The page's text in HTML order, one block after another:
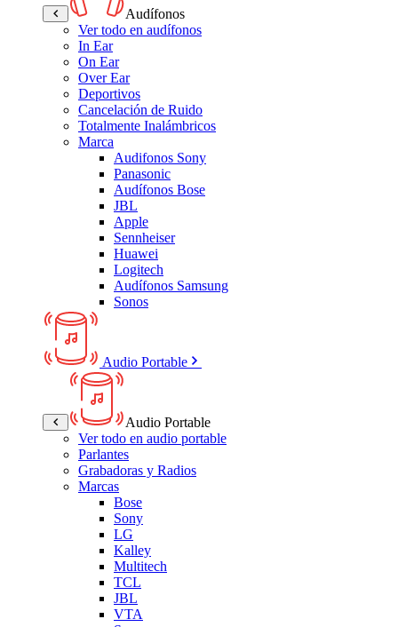
Audífonos
Ver todo en audífonos
In Ear
On Ear
Over Ear
Deportivos
Cancelación de Ruido
Totalmente Inalámbricos
Marca
Audifonos Sony
Panasonic
Audífonos Bose
JBL
Apple
Sennheiser
Huawei
Logitech
Audífonos Samsung
Sonos
Audio Portable
Audio Portable
Ver todo en audio portable
Parlantes
Grabadoras y Radios
Marcas
Bose
Sony
LG
Kalley
Multitech
TCL
JBL
VTA